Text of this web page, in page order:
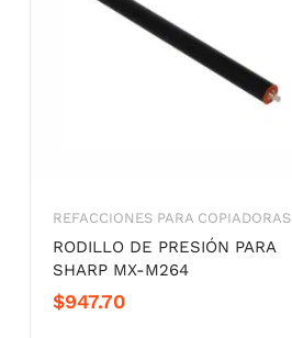
REFACCIONES PARA COPIADORAS
RODILLO DE PRESIÓN PARA
SHARP MX-M264
$947.70